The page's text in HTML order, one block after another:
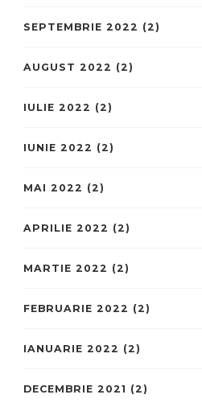
SEPTEMBRIE 2022 (2)
AUGUST 2022 (2)
IULIE 2022 (2)
IUNIE 2022 (2)
MAI 2022 (2)
APRILIE 2022 (2)
MARTIE 2022 (2)
FEBRUARIE 2022 (2)
IANUARIE 2022 (2)
DECEMBRIE 2021 (2)